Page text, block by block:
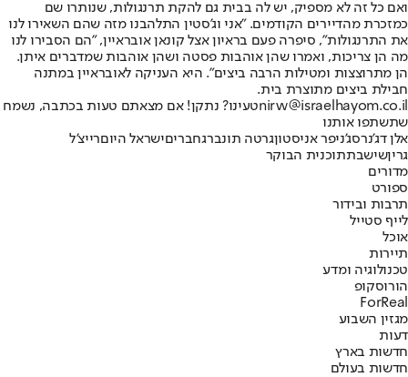
ואם כל זה לא מספיק, יש לה בבית גם להקת תרנגולות, שנותרו שם
כמזכרת מהדיירים הקודמים. "אני וג'סטין התלהבנו מזה שהם השאירו לנו
את התרנגולות", סיפרה פעם בראיון אצל קונאן אובראיין, "הם הסבירו לנו
מה הן צריכות, ואמרו שהן אוהבות פסטה ושהן אוהבות שמדברים איתן.
הן מתרוצצות ומטילות הרבה ביצים". היא העניקה לאובראיין במתנה
חבילת ביצים מתוצרת בית.
nirw@israelhayom.co.ilטעינו? נתקן! אם מצאתם טעות בכתבה, נשמח
שתשתפו אותנו
אלן דג'נרסג'ניפר אניסטוןגרטה תונברגחבריםישראל היוםרייצ'ל
גריןשישבתתוכנית הבוקר
מדורים
ספורט
תרבות ובידור
לייף סטייל
אוכל
תיירות
טכנולוגיה ומדע
הורוסקופ
ForReal
מגזין השבוע
דעות
חדשות בארץ
חדשות בעולם